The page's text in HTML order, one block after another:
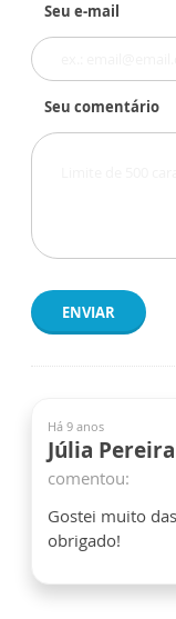
Seu e-mail
Seu comentário
ENVIAR
Há 9 anos
Júlia
comentou:
Gostei muito
obrigado!